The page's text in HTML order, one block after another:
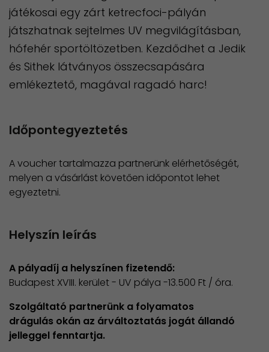
játékosai egy zárt ketrecfoci-pályán
játszhatnak sejtelmes UV megvilágításban,
hófehér sportöltözetben. Kezdődhet a Jedik
és Sithek látványos összecsapására
emlékeztető, magával ragadó harc!
Időpontegyeztetés
A voucher tartalmazza partnerünk elérhetőségét,
melyen a vásárlást követően időpontot lehet
egyeztetni.
Helyszín leírás
A pályadíj a helyszínen fizetendő:
Budapest XVIII. kerület - UV pálya -13.500 Ft / óra.
Szolgáltató partnerünk a folyamatos
drágulás okán az árváltoztatás jogát állandó
jelleggel fenntartja.